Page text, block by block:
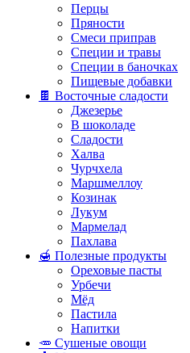
Перцы
Пряности
Смеси приправ
Специи и травы
Специи в баночках
Пищевые добавки
🍫 Восточные сладости
Джезерье
В шоколаде
Сладости
Халва
Чурчхела
Маршмеллоу
Козинак
Лукум
Мармелад
Пахлава
🍯 Полезные продукты
Ореховые пасты
Урбечи
Мёд
Пастила
Напитки
🥕 Сушеные овощи